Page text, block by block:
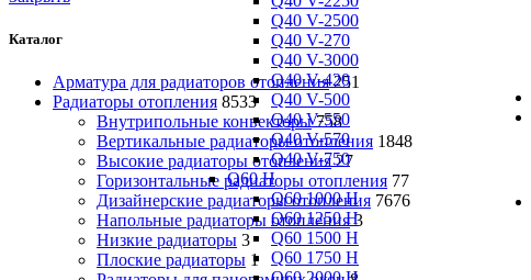
Q40 V-2500
Q40 V-270
Q40 V-3000
Q40 V-420
Q40 V-500
Q40 V-550
Q40 V-570
Q40 V-750
Q60 H
Q60 1000 H
Q60 1250 H
Q60 1500 H
Q60 1750 H
Каталог
Арматура для радиаторов отопления 251
Радиаторы отопления 8533
Внутрипольные конвекторы 758
Вертикальные радиаторы отопления 1848
Высокие радиаторы отопления 27
Горизонтальные радиаторы отопления 77
Дизайнерские радиаторы отопления 7676
Напольные радиаторы отопления 3
Низкие радиаторы 3
Плоские радиаторы 1